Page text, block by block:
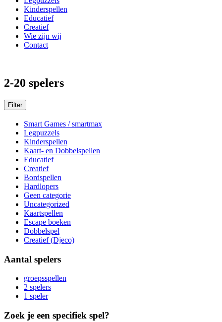
Kinderspellen
Educatief
Creatief
Wie zijn wij
Contact
2-20 spelers
Filter
Smart Games / smartmax
Legpuzzels
Kinderspellen
Kaart- en Dobbelspellen
Educatief
Creatief
Bordspellen
Hardlopers
Geen categorie
Uncategorized
Kaartspellen
Escape boeken
Dobbelspel
Creatief (Djeco)
Aantal spelers
groepsspellen
2 spelers
1 speler
Zoek je een specifiek spel?